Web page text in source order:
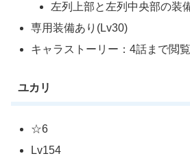
左列上部と左列中央部の装
専用装備あり(Lv30)
キャラストーリー：4話まで閲覧
ユカリ
☆6
Lv154